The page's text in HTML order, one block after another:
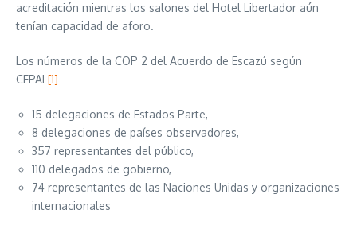
acreditación mientras los salones del Hotel Libertador aún
tenían capacidad de aforo.
Los números de la COP 2 del Acuerdo de Escazú según
CEPAL [1]
15 delegaciones de Estados Parte,
8 delegaciones de países observadores,
357 representantes del público,
110 delegados de gobierno,
74 representantes de las Naciones Unidas y organizaciones
internacionales